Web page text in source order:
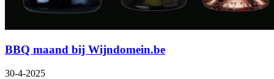
BBQ maand bij Wijndomein.be
30-4-2025